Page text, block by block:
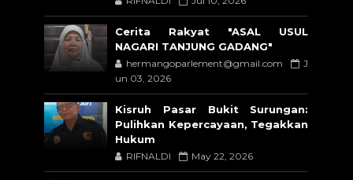
Cerita Rakyat "ASAL USUL
NAGARI TANJUNG GADANG"
hermangoparlement@gmail.com
J
un 03, 2026
Kisruh Pasar Bukit Surungan:
Pulihkan Kepercayaan, Tegakkan
Hukum
RIFNALDI May 22, 2026